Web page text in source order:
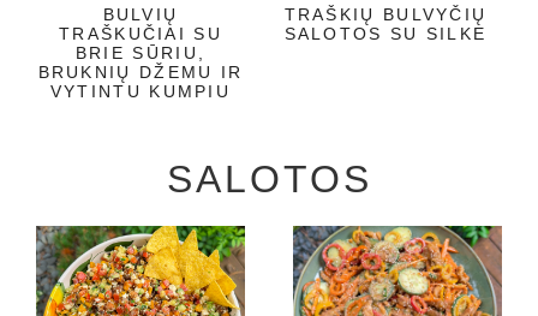
BULVIŲ
TRAŠKUČIAI SU
BRIE SŪRIU,
BRUKNIŲ DŽEMU IR
VYTINTU KUMPIU
TRAŠKIŲ BULVYČIŲ
SALOTOS SU SILKE
SALOTOS